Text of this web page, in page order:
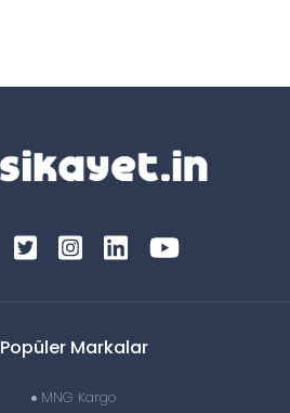
Popüler Markalar
MNG Kargo